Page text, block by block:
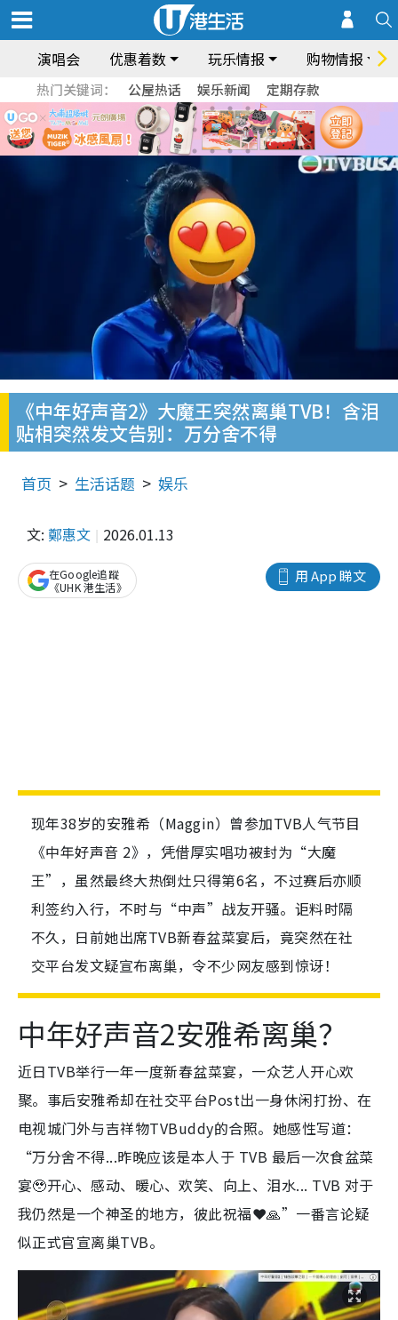
演唱会 优惠着数 玩乐情报 购物情报
热门关键词： 公屋热话 娱乐新闻 定期存款
《中年好声音2》大魔王突然离巢TVB！含泪
贴相突然发文告别：万分舍不得
首页 生活话题 娱乐
文: 鄭惠文 2026.01.13
用 App 睇文
在Google追蹤
《UHK 港生活》
现年38岁的安雅希（Maggin）曾参加TVB人气节目
《中年好声音 2》，凭借厚实唱功被封为“大魔
王”，虽然最终大热倒灶只得第6名，不过赛后亦顺
利签约入行，不时与“中声”战友开骚。讵料时隔
不久，日前她出席TVB新春盆菜宴后，竟突然在社
交平台发文疑宣布离巢，令不少网友感到惊讶！
中年好声音2安雅希离巢？
近日TVB举行一年一度新春盆菜宴，一众艺人开心欢
聚。事后安雅希却在社交平台Post出一身休闲打扮、在
电视城门外与吉祥物TVBuddy的合照。她感性写道：
“万分舍不得...昨晚应该是本人于 TVB 最后一次食盆菜
宴🥹开心、感动、暖心、欢笑、向上、泪水... TVB 对于
我仍然是一个神圣的地方，彼此祝福❤️🙏”一番言论疑
似正式官宣离巢TVB。